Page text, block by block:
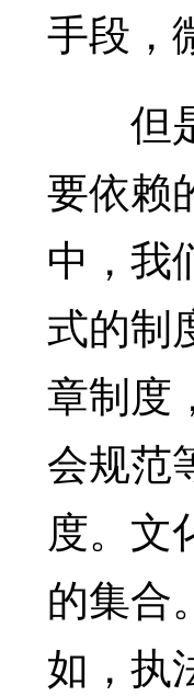
手段，
但是
要依赖
中，我
式的制
章制度
会规范
度。文
的集合
如，执